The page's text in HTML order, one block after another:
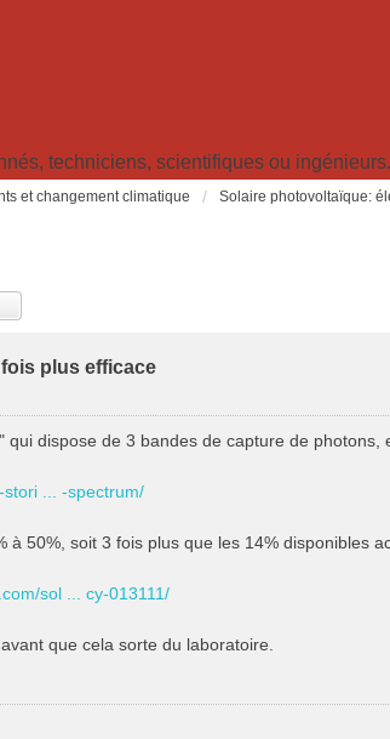
techniciens, scientifiques ou
et changement climatique Solaire photovoltaïque:
plus efficace
qui dispose de 3 bandes de capture de photons,
... -spectrum/
à 50%, soit 3 fois plus que les 14% disponibles
sol ... cy-013111/
que cela sorte du laboratoire.